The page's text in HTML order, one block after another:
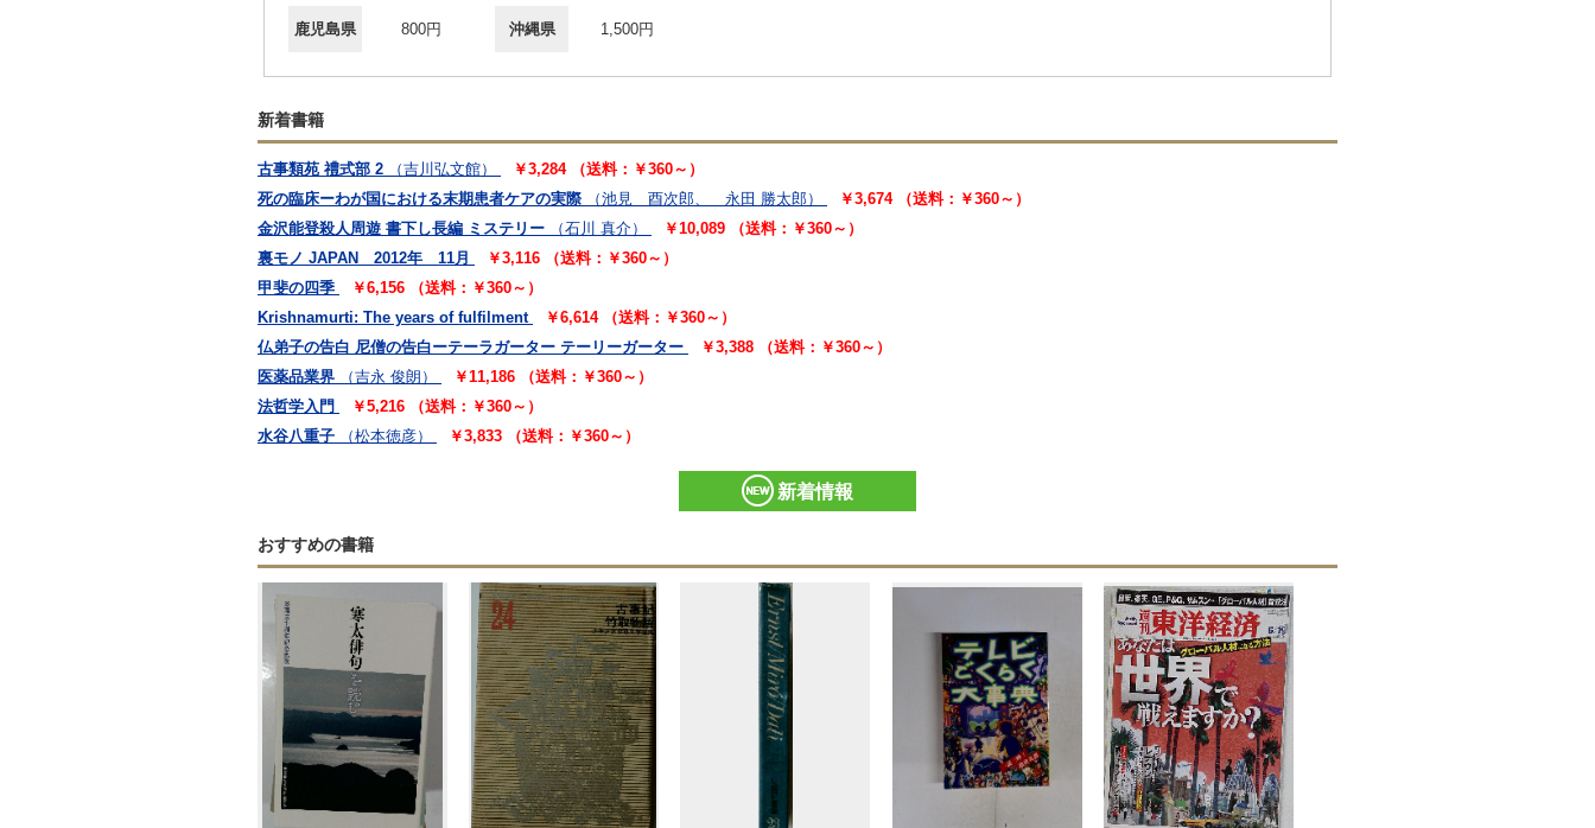
鹿児島県 800円 沖縄県 1,500円
新着書籍
古事類苑 禮式部 2 （吉川弘文館）
￥3,284 （送料：￥360～）
死の臨床ーわが国における末期患者ケアの実際
（池見 酉次郎、 永田 勝太郎）
￥3,674 （送料：￥360～）
金沢能登殺人周遊 書下し長編 ミステリー
（石川 真介）
￥10,089 （送料：￥360～）
裏モノ JAPAN 2012年 11月
￥3,116 （送料：￥360～）
甲斐の四季
￥6,156 （送料：￥360～）
Krishnamurti: The years of fulfilment
￥6,614 （送料：￥360～）
仏弟子の告白 尼僧の告白ーテーラガーター テーリーガーター
￥3,388 （送料：￥360～）
医薬品業界
（吉永 俊朗）
￥11,186 （送料：￥360～）
法哲学入門
￥5,216 （送料：￥360～）
水谷八重子
（松本徳彦） ￥3,833 （送料：￥360～）
新着情報
おすすめの書籍